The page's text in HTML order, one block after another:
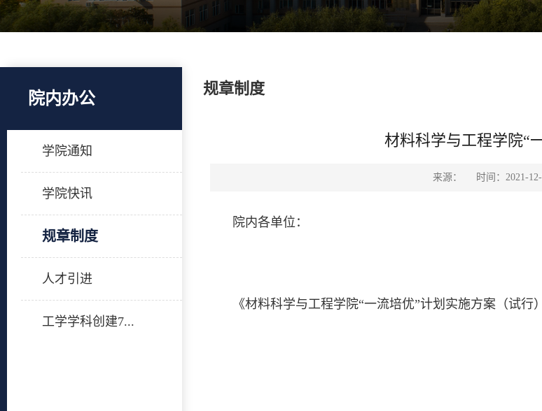
院内办公
学院通知
学院快讯
规章制度
人才引进
工学学科创建7...
规章制度
材料科学与工程学院“
来源： 时间：2021-
院内各单位：
《材料科学与工程学院“一流培优”计划实施方案（试行